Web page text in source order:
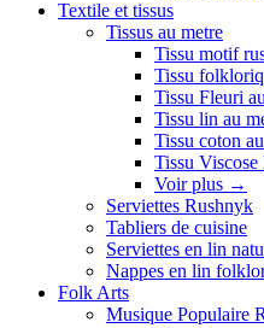
Textile et tissus
Tissus au metre
Tissu motif
Tissu
Tissu Fleuri
Tissu lin au
Tissu coton
Tissu
Voir plus →
Serviettes Rushnyk
Tabliers de cuisine
Serviettes en lin
Nappes en lin
Folk Arts
Musique Populaire